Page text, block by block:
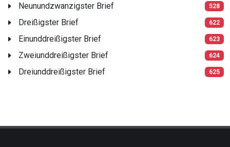
Neunundzwanzigster Brief 528
Dreißigster Brief 622
Einunddreißigster Brief 623
Zweiunddreißigster Brief 624
Dreiunddreißigster Brief 625